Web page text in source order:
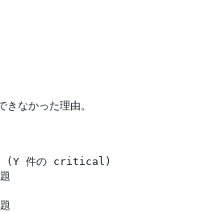
なかった理由。
(Y 件の critical)